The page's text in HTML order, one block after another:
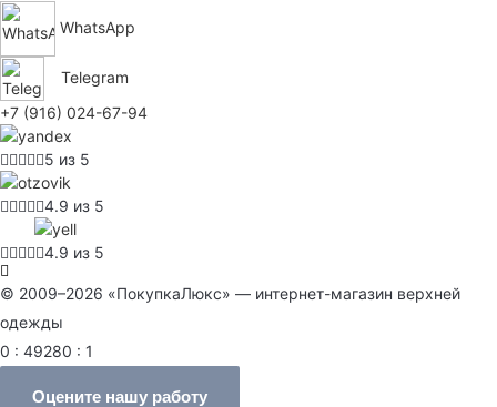
WhatsApp
Telegram
+7 (916) 024-67-94
5 из 5
4.9 из 5
4.9 из 5
© 2009–2026 «ПокупкаЛюкс» — интернет-магазин верхней
одежды
0 : 49280 : 1
Оцените нашу работу